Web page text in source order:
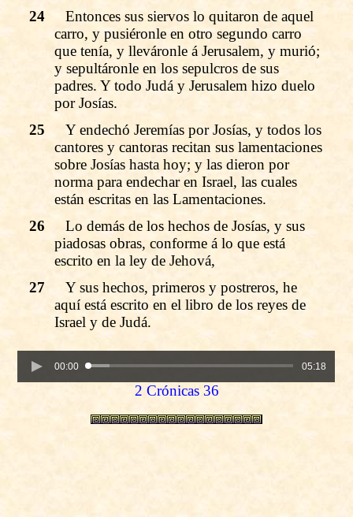
24
Entonces sus siervos lo quitaron de aquel
carro, y pusiéronle en otro segundo carro
que tenía, y lleváronle á Jerusalem, y murió;
y sepultáronle en los sepulcros de sus
padres. Y todo Judá y Jerusalem hizo duelo
por Josías.
25
Y endechó Jeremías por Josías, y todos los
cantores y cantoras recitan sus lamentaciones
sobre Josías hasta hoy; y las dieron por
norma para endechar en Israel, las cuales
están escritas en las Lamentaciones.
26
Lo demás de los hechos de Josías, y sus
piadosas obras, conforme á lo que está
escrito en la ley de Jehová,
27
Y sus hechos, primeros y postreros, he
aquí está escrito en el libro de los reyes de
Israel y de Judá.
00:00 05:18
2 Crónicas 36